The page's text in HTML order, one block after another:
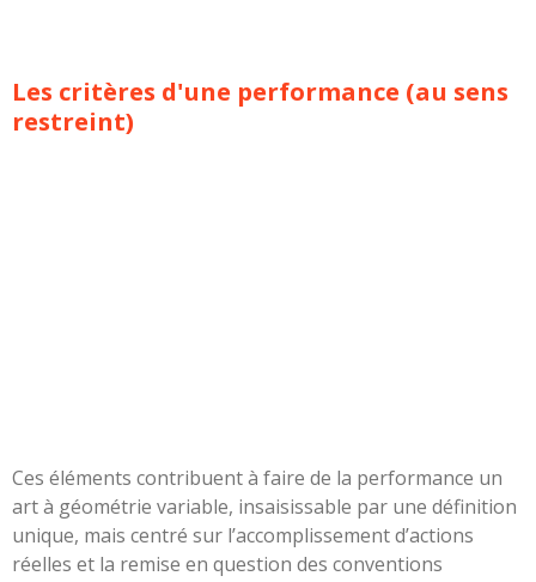
Les critères d'une performance (au sens
restreint)
Ces éléments contribuent à faire de la performance un
art à géométrie variable, insaisissable par une définition
unique, mais centré sur l’accomplissement d’actions
réelles et la remise en question des conventions